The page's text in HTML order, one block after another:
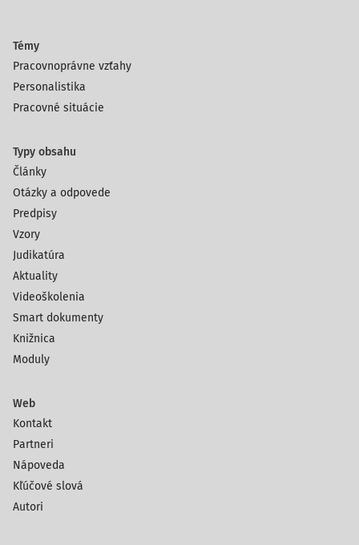
Témy
Pracovnoprávne vzťahy
Personalistika
Pracovné situácie
Typy obsahu
Články
Otázky a odpovede
Predpisy
Vzory
Judikatúra
Aktuality
Videoškolenia
Smart dokumenty
Knižnica
Moduly
Web
Kontakt
Partneri
Nápoveda
Kľúčové slová
Autori